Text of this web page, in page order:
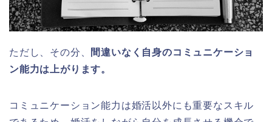
ただし、その分、 間違いなく自身のコミュニケーショ
ン能力は上がります。
コミュニケーション能力は婚活以外にも重要なスキル